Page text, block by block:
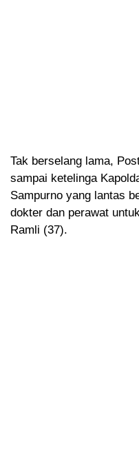
Tak berselang lama,
sampai ketelinga
Sampurno yang lantas
dokter dan perawat
Ramli (37).